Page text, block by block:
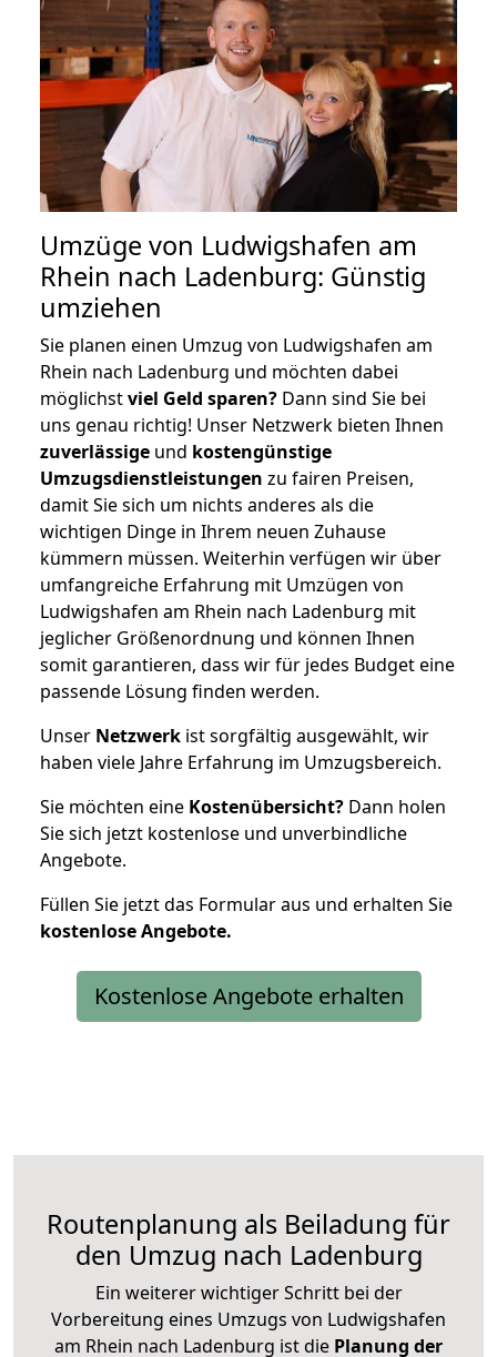
Umzüge von Ludwigshafen am
Rhein nach Ladenburg: Günstig
umziehen
Sie planen einen Umzug von Ludwigshafen am
Rhein nach Ladenburg und möchten dabei
möglichstviel Geld sparen? Dann sind Sie bei
uns genau richtig! Unser Netzwerk bieten Ihnen
zuverlässige und kostengünstige
Umzugsdienstleistungen zu fairen Preisen,
damit Sie sich um nichts anderes als die
wichtigen Dinge in Ihrem neuen Zuhause
kümmern müssen. Weiterhin verfügen wir über
umfangreiche Erfahrung mit Umzügen von
Ludwigshafen am Rhein nach Ladenburg mit
jeglicher Größenordnung und können Ihnen
somit garantieren, dass wir für jedes Budget eine
passende Lösung finden werden.
Unser Netzwerk ist sorgfältig ausgewählt, wir
haben viele Jahre Erfahrung im Umzugsbereich.
Sie möchten eine Kostenübersicht? Dann holen
Sie sich jetzt kostenlose und unverbindliche
Angebote.
Füllen Sie jetzt das Formular aus und erhalten Sie
kostenloseAngebote.
Kostenlose Angebote erhalten
Routenplanung als Beiladung für
den Umzug nach Ladenburg
Ein weiterer wichtiger Schritt bei der
Vorbereitung eines Umzugs von Ludwigshafen
am Rhein nach Ladenburg ist die Planung der